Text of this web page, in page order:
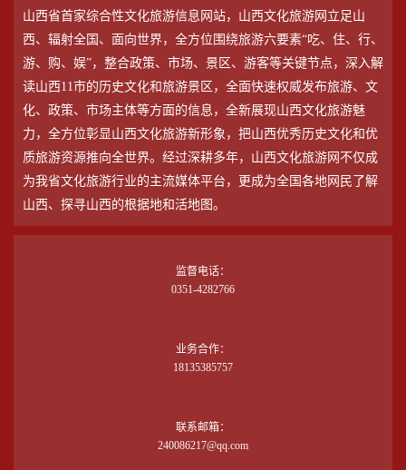
山西省首家综合性文化旅游信息网站，山西文化旅游网立足山
西、辐射全国、面向世界，全方位围绕旅游六要素“吃、住、行、
游、购、娱”，整合政策、市场、景区、游客等关键节点，深入解
读山西11市的历史文化和旅游景区，全面快速权威发布旅游、文
化、政策、市场主体等方面的信息，全新展现山西文化旅游魅
力，全方位彰显山西文化旅游新形象，把山西优秀历史文化和优
质旅游资源推向全世界。经过深耕多年，山西文化旅游网不仅成
为我省文化旅游行业的主流媒体平台，更成为全国各地网民了解
山西、探寻山西的根据地和活地图。
监督电话：
0351-4282766
业务合作：
18135385757
联系邮箱：
240086217@qq.com